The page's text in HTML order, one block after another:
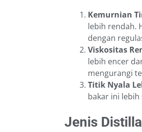
Kemurnian
lebih rendah.
dengan
Viskositas
lebih encer
mengurangi
Titik Nyala
bakar ini
Jenis